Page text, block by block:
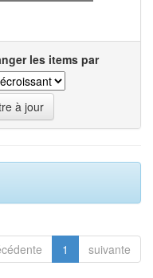
les items par
1 suivante